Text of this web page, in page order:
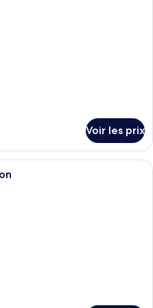
Voir les prix
Une chambre d’hôtel moderne